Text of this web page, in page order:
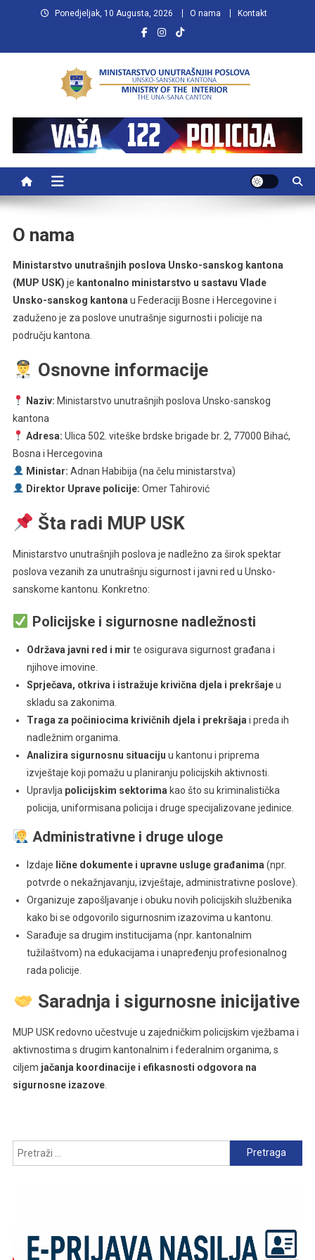
Preskočite
Ponedjeljak, 10 Augusta, 2026 O nama Kontakt
MUP USK
O nama
Ministarstvo unutrašnjih poslova Unsko-sanskog kantona
(MUP USK) je kantonalno ministarstvo u sastavu Vlade
Unsko-sanskog kantona u Federaciji Bosne i Hercegovine i
zaduženo je za poslove unutrašnje sigurnosti i policije na
području kantona.
Osnovne informacije
Naziv: Ministarstvo unutrašnjih poslova Unsko-sanskog
kantona
Adresа: Ulica 502. viteške brdske brigade br. 2, 77000 Bihać,
Bosna i Hercegovina
Ministar: Adnan Habibija (na čelu ministarstva)
Direktor Uprave policije: Omer Tahirović
Šta radi MUP USK
Ministarstvo unutrašnjih poslova je nadležno za širok spektar
poslova vezanih za unutrašnju sigurnost i javni red u Unsko-
sanskome kantonu. Konkretno:
Policijske i sigurnosne nadležnosti
Održava javni red i mir te osigurava sigurnost građana i
njihove imovine.
Sprječava, otkriva i istražuje krivična djela i prekršajeu
skladu sa zakonima.
Traga za počiniocima krivičnih djela i prekršaja i preda ih
nadležnim organima.
Analizira sigurnosnu situaciju u kantonu i priprema
izvještaje koji pomažu u planiranju policijskih aktivnosti.
Upravlja policijskim sektorima kao što su kriminalistička
policija, uniformisana policija i druge specijalizovane jedinice.
Administrativne i druge uloge
Izdaje lične dokumente i upravne usluge građanima (npr.
potvrde o nekažnjavanju, izvještaje, administrativne poslove).
Organizuje zapošljavanje i obuku novih policijskih službenika
kako bi se odgovorilo sigurnosnim izazovima u kantonu.
Sarađuje sa drugim institucijama (npr. kantonalnim
tužilaštvom) na edukacijama i unapređenju profesionalnog
rada policije.
Saradnja i sigurnosne inicijative
MUP USK redovno učestvuje u zajedničkim policijskim vježbama i
aktivnostima s drugim kantonalnim i federalnim organima, s
ciljem jačanja koordinacije i efikasnosti odgovora na
sigurnosne izazove.
Pretraga: